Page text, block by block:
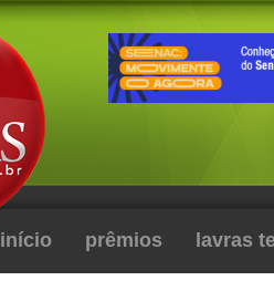
início prêmios lavras